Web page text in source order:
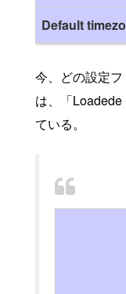
Default
今、どの設定
は、「
ている。